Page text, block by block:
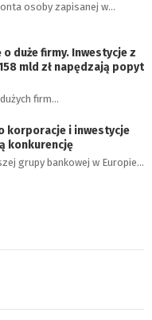
osoby zapisanej w…
duże firmy. Inwestycje z
mld zł napędzają popyt
firm…
korporacje i inwestycje
konkurencję
grupy bankowej w Europie…